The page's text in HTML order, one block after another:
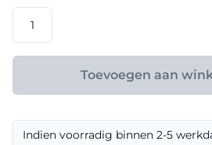
model
OB503OB02
III
Recycled
Toevoegen aan
Indien voorradig binnen 2-5